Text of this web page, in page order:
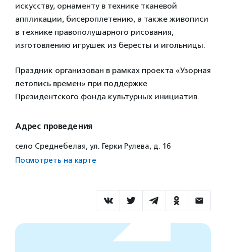
искусству, орнаменту в технике тканевой
аппликации, бисероплетению, а также живописи
в технике правополушарного рисования,
изготовлению игрушек из бересты и игольницы.
Праздник организован в рамках проекта «Узорная
летопись времен» при поддержке
Президентского фонда культурных инициатив.
Адрес проведения
село Среднебелая, ул. Герки Рулева, д. 16
Посмотреть на карте